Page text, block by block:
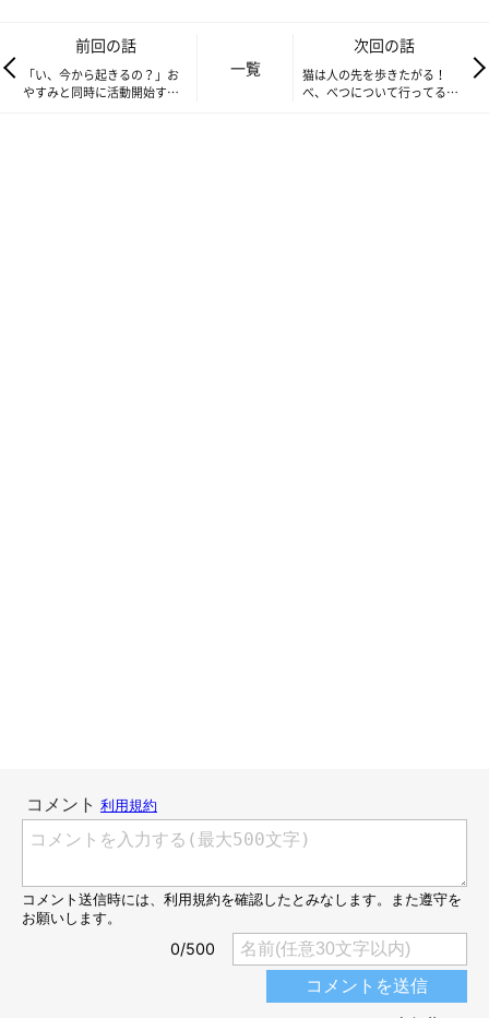
一度眠ったら起きないと知っているのか、私が横になるとすぐ諦
めてくれます(笑)
何もしないよりはいいかな…という足掻きは、猫様たちには通用
そうね、遊ぶときは楽しくなきゃ嫌よね…！
前回の話
「い、今から起きるの？」お
やすみと同時に活動開始する
一覧
次回の話
猫は人の先を歩きたがる！
べ、べつについて行ってるわ